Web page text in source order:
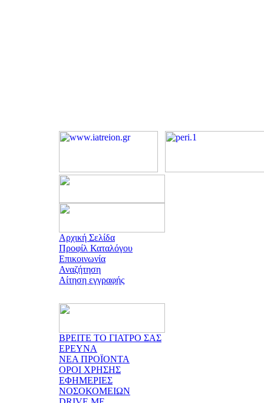
Αρχική Σελίδα
Προφίλ Καταλόγου
Επικοινωνία
Αναζήτηση
Αίτηση εγγραφής
ΒΡΕΙΤΕ ΤΟ ΓΙΑΤΡΟ ΣΑΣ
ΕΡΕΥΝΑ
ΝΕΑ ΠΡΟΪΟΝΤΑ
ΟΡΟΙ ΧΡΗΣΗΣ
ΕΦΗΜΕΡΙΕΣ
ΝΟΣΟΚΟΜΕΙΩΝ